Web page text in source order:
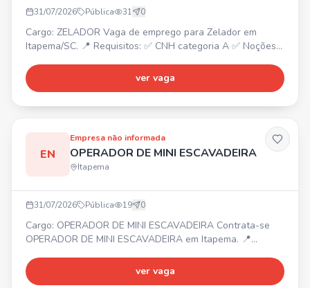
31/07/2026 Pública 31 0
Cargo: ZELADOR Vaga de emprego para Zelador em
Itapema/SC. 📍 Requisitos: ✅ CNH categoria A ✅ Noções
ver vaga
EN
Empresa não informada
OPERADOR DE MINI ESCAVADEIRA
Itapema
31/07/2026 Pública 19 0
Cargo: OPERADOR DE MINI ESCAVADEIRA Contrata-se
OPERADOR DE MINI ESCAVADEIRA em Itapema. 📍
Requisitos: • Experiência na função Entre em contato por
mensagem.
ver vaga